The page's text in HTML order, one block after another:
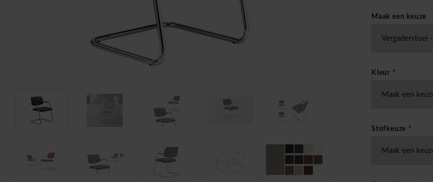
Maak een keuze
Kleur *
Stofkeuze *